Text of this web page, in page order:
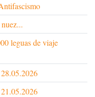
leguas de viaje